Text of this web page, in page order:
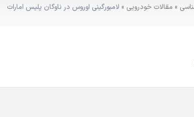
» مقالات خودرویی » لامبورگینی اوروس در ناوگان پلیس امارات